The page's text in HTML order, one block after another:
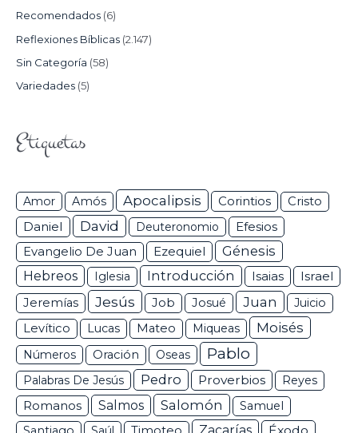
Recomendados (6)
Reflexiones Bíblicas (2.147)
Sin Categoría (58)
Variedades (5)
Etiquetas
Amor Amós Apocalipsis Corintios Cristo
Daniel David Deuteronomio Efesios
Evangelio De Juan Ezequiel
Génesis
Hebreos
Iglesia Introducción Isaias Israel
Jeremías Jesús Job Josué Juan
Juicio
Levítico
Lucas Mateo Miqueas Moisés
Números Oración Oseas Pablo
Palabras De Jesús Pedro Proverbios Reyes
Romanos Salmos Salomón
Samuel